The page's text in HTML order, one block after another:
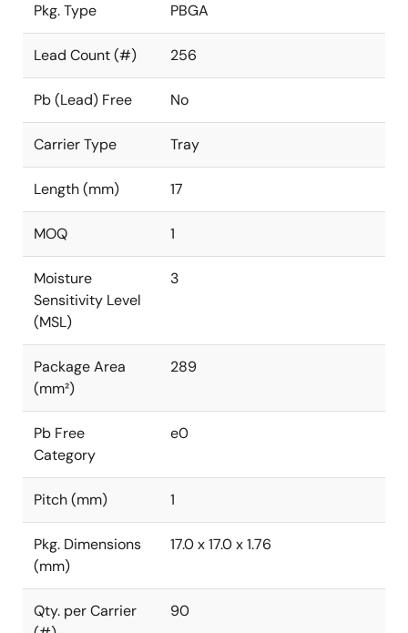
Pkg. Type PBGA
Lead Count (#) 256
Pb (Lead) Free No
Carrier Type Tray
Length (mm) 17
MOQ 1
Moisture
Sensitivity Level
(MSL)
3
Package Area
(mm²)
289
Pb Free
Category
e0
Pitch (mm) 1
Pkg. Dimensions
(mm)
17.0 x 17.0 x 1.76
Qty. per Carrier
90